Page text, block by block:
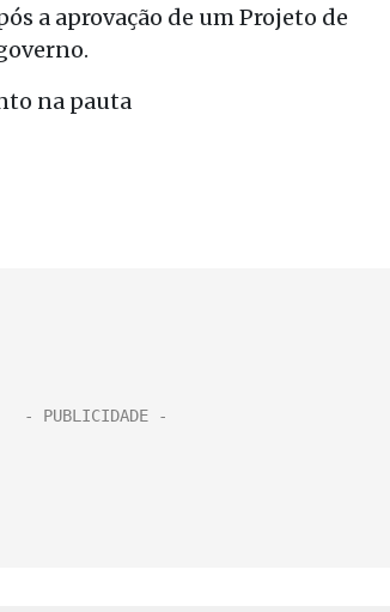
a aprovação de um Projeto de
na pauta